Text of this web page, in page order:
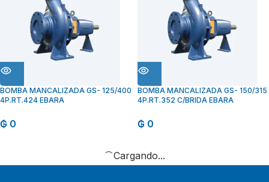
BOMBA MANCALIZADA GS- 125/400
4P.RT.424 EBARA
₲ 0
BOMBA MANCALIZADA GS- 150/315
4P.RT.352 C/BRIDA EBARA
₲ 0
Cargando...